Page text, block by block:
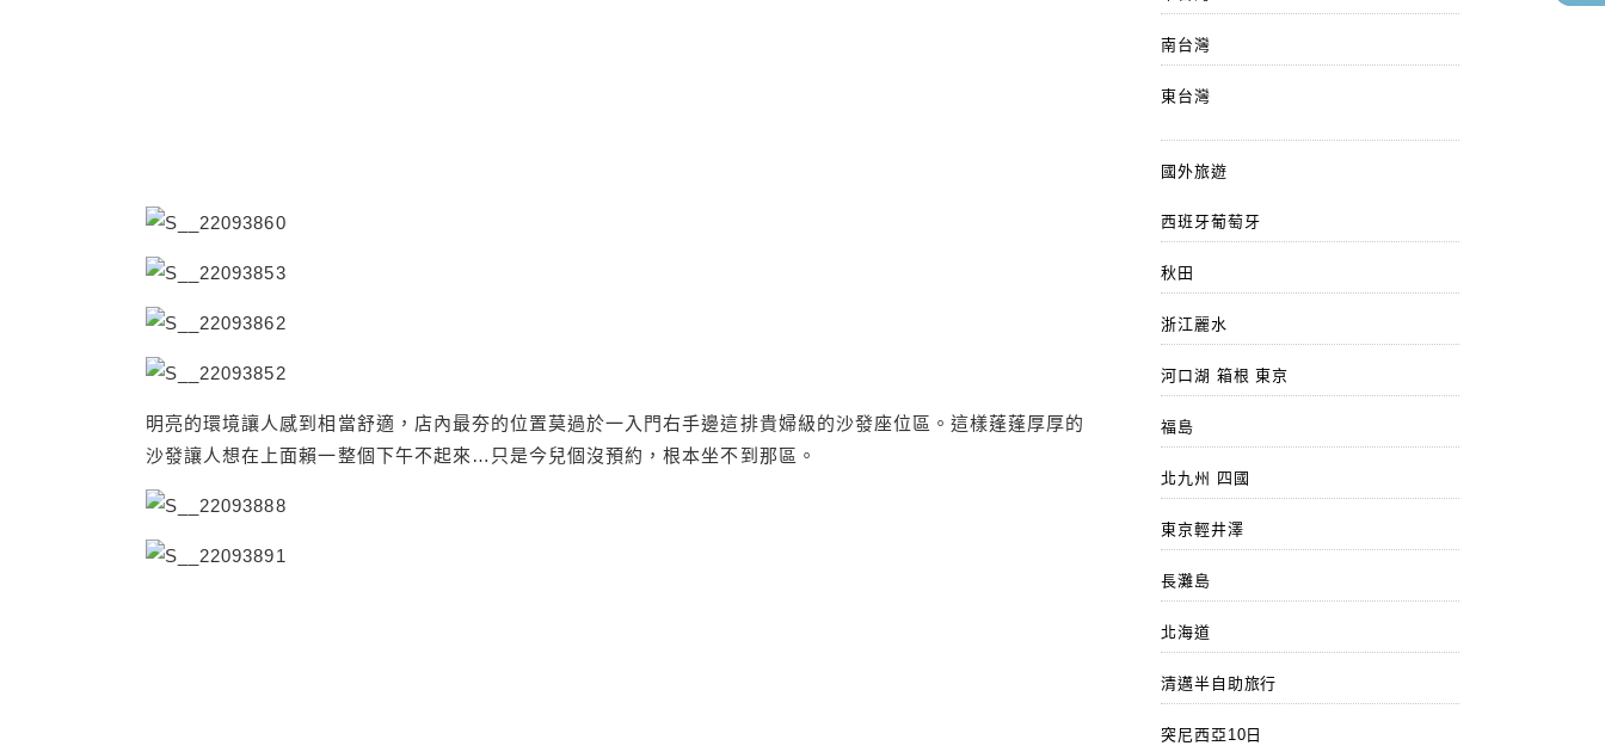
明亮的環境讓人感到相當舒適，店內最夯的位置莫過於一入門右手邊這排貴婦級的沙發座位區。這樣蓬蓬厚厚的
沙發讓人想在上面賴一整個下午不起來…只是今兒個沒預約，根本坐不到那區。
南台灣
東台灣
國外旅遊
西班牙葡萄牙
秋田
浙江麗水
河口湖 箱根 東京
福島
北九州 四國
東京輕井澤
長灘島
北海道
清邁半自助旅行
突尼西亞10日